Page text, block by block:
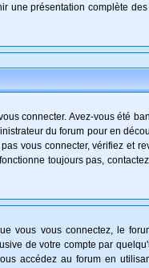
une présentation complète des
connecter. Avez-vous été
du forum pour en
vous connecter, vérifiez et
toujours pas,
vous vous connectez, le
de votre compte par
accédez au forum en